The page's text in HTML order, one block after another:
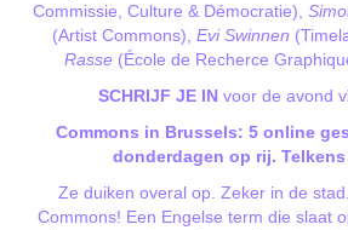
Commissie, Culture & Démocratie),
(Artist Commons), Evi Swinnen
Rasse (École de Recherce
SCHRIJF JE IN voor de avond
Commons in Brussels: 5 online
donderdagen op rij. Telkens
Ze duiken overal op. Zeker in de
Commons! Een Engelse term die slaat